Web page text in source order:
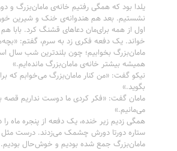
یلدا بود که همگی رفتیم خانه‌ی مامان‌بزرگ و
نشستیم. بعد هم هندوانه‌ی خنک و شیرین
اول از همه برای‌مان دعاهای قشنگ کرد. بابا
خواند. یک دفعه فکری زد به سرم، گفتم:
مامان‌بزرگ بخوابیم؛ چون بلندترین شب سال
همیشه بیشتر خانه‌ی مامان‌بزرگ مانده‌ایم.»
نیکو گفت: «من کنار مامان‌بزرگ می‌خوابم که
بگوید.»
مامان گفت: «فکر کردی ما دوست نداریم قصه
می‌مانیم.»
همگی زدیم زیر خنده، یک دفعه از پنجره ماه را
ستاره دورتا دورش چشمک می‌زدند. درست مثل
مامان‌بزرگ جمع شده بودیم و خوش‌حال بودیم.